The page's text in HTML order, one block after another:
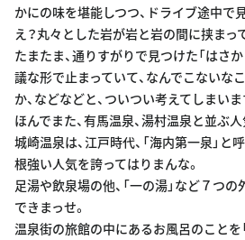
かにの味を堪能しつつ、ドライブ途中で見
え？丸々とした岩が岩と岩の間に挟まっ
たまたま、通りすがりで見つけた「はさ
議な形で止まっていて、なんでこないな
か、などなどと、ついつい考えてしまいま
ほんでまた、有馬温泉、湯村温泉と並ぶ
城崎温泉は、江戸時代、「海内第一泉」と
根強い人気を誇ってはりまんな。
足湯や飲泉場の他、「一の湯」など７つ
できまっせ。
温泉街の旅館の中にあるお風呂のことを